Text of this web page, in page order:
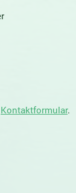
Kontaktformular.